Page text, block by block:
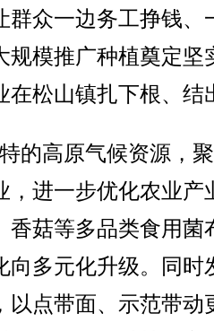
群众一边务工挣钱、
规模推广种植奠定坚
在松山镇扎下根、结
高原气候资源，
，进一步优化农业产
香菇等多品类食用菌
向多元化升级。同时
以点带面、示范带动